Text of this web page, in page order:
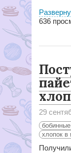
636
29
хлопок в